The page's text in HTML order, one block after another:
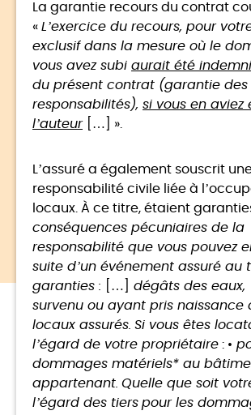
La garantie recours du contrat
« L’exercice du recours, pour
exclusif dans la mesure où le
vous avez subi aurait été
du présent contrat (garantie des
responsabilités), si vous en aviez
l’auteur
[…] ».
L’assuré a également souscrit
responsabilité civile liée à
locaux. À ce titre, étaient
conséquences pécuniaires de la
responsabilité que vous pouvez
suite d’un événement assuré au
garanties :
[…] dégâts des eaux,
survenu ou ayant pris naissance
locaux assurés. Si vous êtes
l’égard de votre propriétaire : •
dommages matériels* au
appartenant. Quelle que soit
l’égard des tiers pour les